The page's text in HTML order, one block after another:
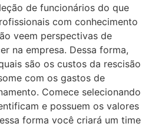
de funcionários do que
com conhecimento
veem perspectivas de
na empresa. Dessa forma,
são os custos da rescisão
com os gastos de
Comece selecionando
e possuem os valores
forma você criará um time